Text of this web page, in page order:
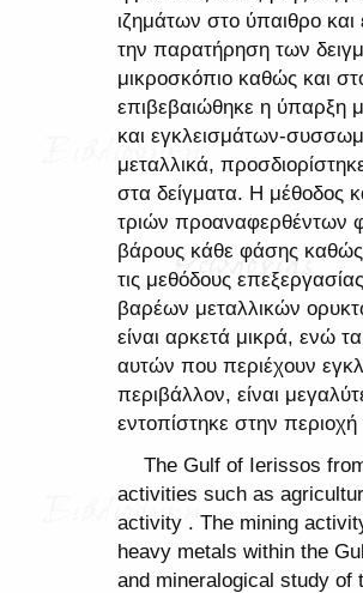
ιζημάτων στο ύπαιθρο
την παρατήρηση των
μικροσκόπιο καθώς και
επιβεβαιώθηκε η ύπαρξη
και εγκλεισμάτων-
μεταλλικά,
στα δείγματα. Η μέθοδος
τριών προαναφερθέντων
βάρους κάθε φάσης
τις μεθόδους
βαρέων μεταλλικών
είναι αρκετά μικρά, ενώ
αυτών που περιέχουν
περιβάλλον, είναι
εντοπίστηκε στην περιοχή
Τhe Gulf of Ierissos
activities such as
activity . The mining
heavy metals within the
and mineralogical study of